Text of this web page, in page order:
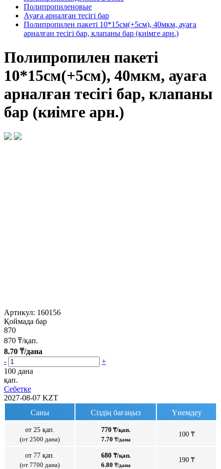
Полипропиленовые
Ауаға арналған тесігі бар
Полипропилен пакеті 10*15см(+5см), 40мкм, ауаға
арналған тесігі бар, клапаны бар (киімге арн.)
Полипропилен пакеті
10*15см(+5см), 40мкм, ауаға
арналған тесігі бар, клапаны
бар (киімге арн.)
Артикул: 160156
Қоймада бар
870
870 ₸/қап.
8.70 ₸/дана
-
+
100 дана
қап.
Себетке
2027-08-07 KZT
Саны
Сіздің бағаңыз Үнемдеу
от 25 қап.
(от 2500 дана)
770 ₸/қап.
7.70 ₸/дана
100 ₸
от 77 қап.
(от 7700 дана)
680 ₸/қап.
6.80 ₸/дана
190 ₸